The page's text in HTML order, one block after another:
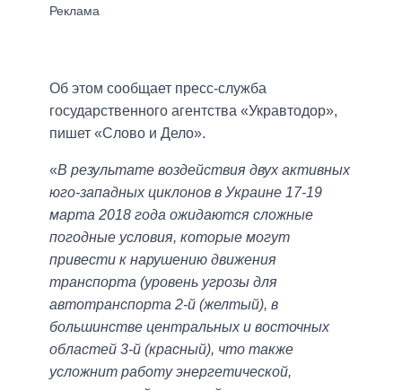
Об этом сообщает пресс-служба
государственного агентства «Укравтодор»,
пишет «Слово и Дело».
«В результате воздействия двух активных
юго-западных циклонов в Украине 17-19
марта 2018 года ожидаются сложные
погодные условия, которые могут
привести к нарушению движения
транспорта (уровень угрозы для
автотранспорта 2-й (желтый), в
большинстве центральных и восточных
областей 3-й (красный), что также
усложнит работу энергетической,